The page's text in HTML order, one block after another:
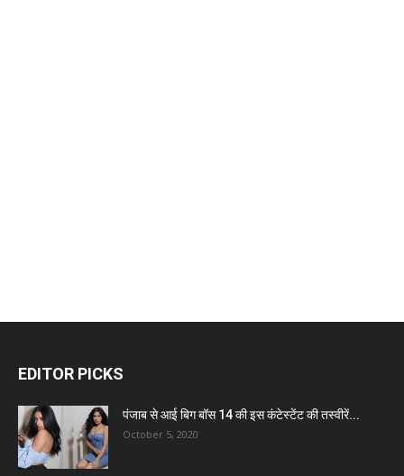
EDITOR PICKS
पंजाब से आई बिग बॉस 14 की इस कंटेस्टेंट की तस्वीरें...
October 5, 2020